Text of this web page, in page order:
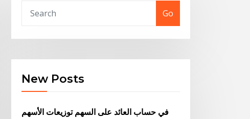
Go
New Posts
في حساب العائد على السهم توزيعات الأسهم